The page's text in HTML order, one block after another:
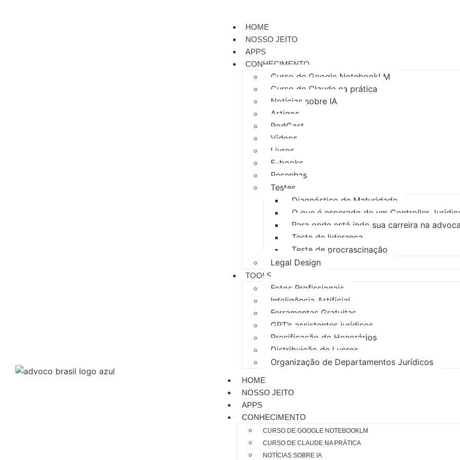
HOME
NOSSO JEITO
APPS
CONHECIMENTO
Curso de Google NotebookLM
Curso de Claude na prática
Notícias sobre IA
Artigos
PodCast
Vídeos
Livros
E-books
Resenhas
Testes
Diagnóstico de Maturidade
O que é esperado de um Controller
Para onde está indo sua carreira na
Teste de liderança
Teste de procrascinação
Legal Design
TOOLS
Fotos Profissionais
Inteligência Artificial
Ferramentas Gratuitas
GPT’s assistentes jurídicos
Precificação de Honorários
Distribuição de Lucros
Organização de Departamentos Jurídicos
HOME
NOSSO JEITO
APPS
CONHECIMENTO
CURSO DE GOOGLE NOTEBOOKLM
CURSO DE CLAUDE NA PRÁTICA
NOTÍCIAS SOBRE IA